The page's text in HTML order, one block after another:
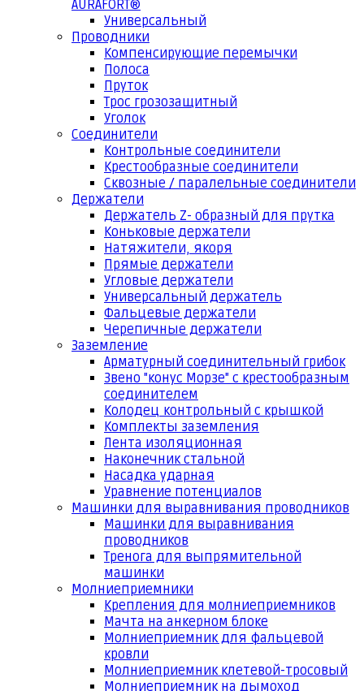
AURAFORT®
Универсальный
Проводники
Компенсирующие перемычки
Полоса
Пруток
Трос грозозащитный
Уголок
Соединители
Контрольные соединители
Крестообразные соединители
Сквозные / паралельные соединители
Держатели
Держатель Z- образный для прутка
Коньковые держатели
Натяжители, якоря
Прямые держатели
Угловые держатели
Универсальный держатель
Фальцевые держатели
Черепичные держатели
Заземление
Арматурный соединительный грибок
Звено "конус Морзе" с крестообразным
соединителем
Колодец контрольный с крышкой
Комплекты заземления
Лента изоляционная
Наконечник стальной
Насадка ударная
Уравнение потенциалов
Машинки для выравнивания проводников
Машинки для выравнивания
проводников
Тренога для выпрямительной
машинки
Молниеприемники
Крепления для молниеприемников
Мачта на анкерном блоке
Молниеприемник для фальцевой
кровли
Молниеприемник клетевой-тросовый
Молниеприемник на дымоход